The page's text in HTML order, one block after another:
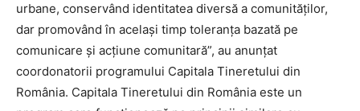
urbane, conservând identitatea diversă a comunităților,
dar promovând în același timp toleranța bazată pe
comunicare și acțiune comunitară”, au anunțat
coordonatorii programului Capitala Tineretului din
România. Capitala Tineretului din România este un